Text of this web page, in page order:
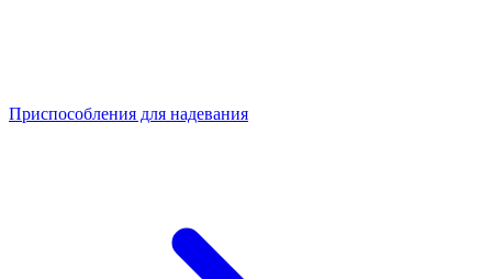
Приспособления для надевания